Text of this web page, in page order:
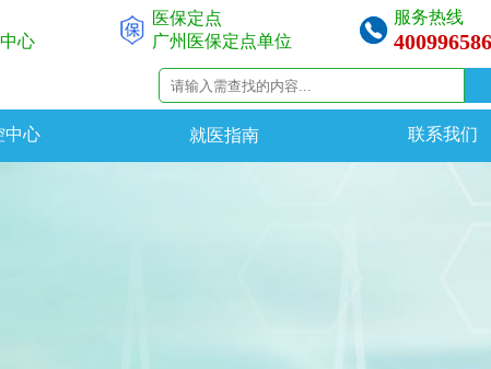
心
医保定点
广州医保定点单位
服务热线
中心 就医指南 联系我们